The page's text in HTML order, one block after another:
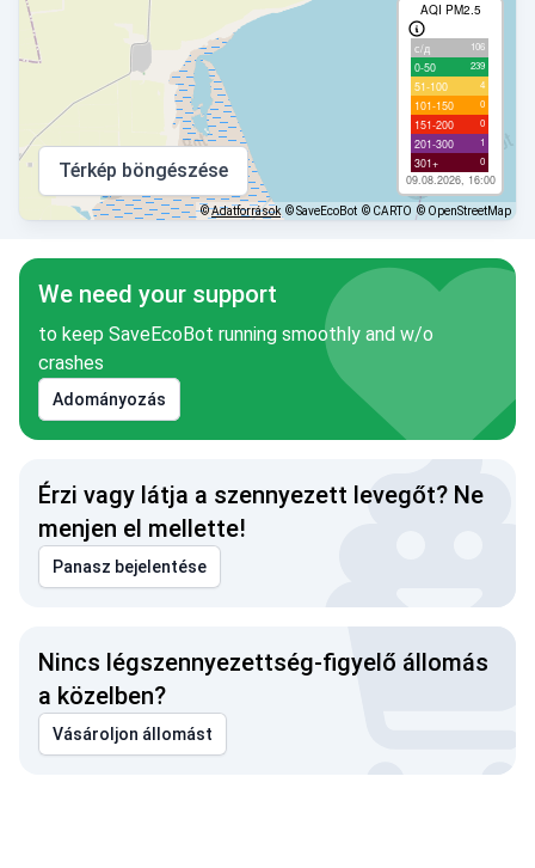
AQI PM2.5
с/д 106
0-50 239
51-100 4
101-150 0
151-200 0
201-300 1
301+ 0
09.08.2026, 16:00
Térkép böngészése
©Adatforrások © SaveEcoBot © CARTO © OpenStreetMap
We need your support
to keep SaveEcoBot running smoothly and w/o
crashes
Adományozás
Érzi vagy látja a szennyezett levegőt? Ne
menjen el mellette!
Panasz bejelentése
Nincs légszennyezettség-figyelő állomás
a közelben?
Vásároljon állomást